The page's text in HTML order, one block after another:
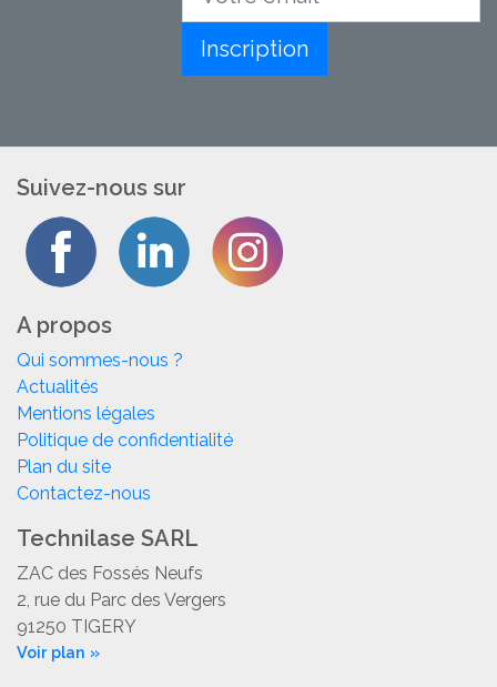
Inscription
Suivez-nous sur
A propos
Qui sommes-nous ?
Actualités
Mentions légales
Politique de confidentialité
Plan du site
Contactez-nous
Technilase SARL
ZAC des Fossés Neufs
2, rue du Parc des Vergers
91250 TIGERY
Voir plan »